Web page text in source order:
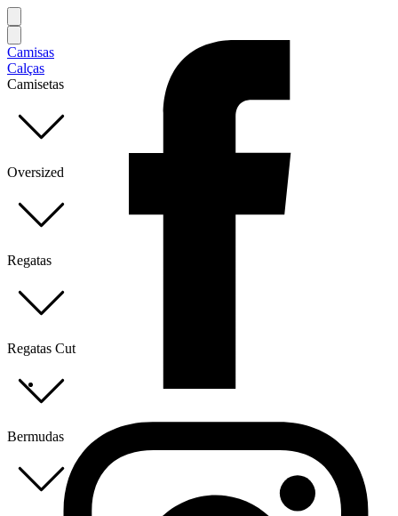
Camisas
Calças
Camisetas
Oversized
Regatas
Regatas Cut
Bermudas